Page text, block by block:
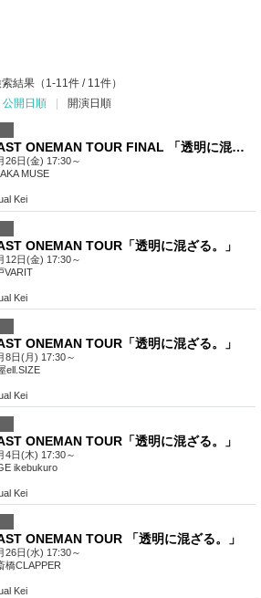
結果（1-11件 / 11件）
公開日順
開演日順
nurié LAST ONEMAN TOUR FINAL 「透明に混ざる。」
26日(金) 17:30～
MUSE
Kei
ONEMAN TOUR「透明に混ざる。」
12日(金) 17:30～
VARIT
Kei
ONEMAN TOUR「透明に混ざる。」
8日(月) 17:30～
ell.SIZE
Kei
ONEMAN TOUR「透明に混ざる。」
4日(木) 17:30～
ikebukuro
Kei
ONEMAN TOUR 「透明に混ざる。」
26日(水) 17:30～
橋CLAPPER
Kei